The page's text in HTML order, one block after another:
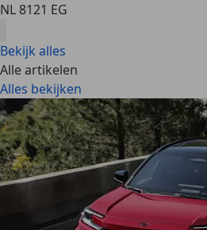
NL 8121 EG
Bekijk alles
Alle artikelen
Alles bekijken